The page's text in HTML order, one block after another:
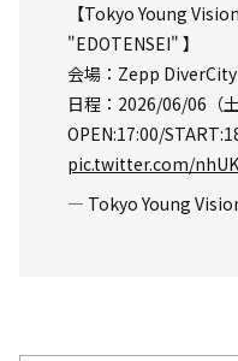
【Tokyo Young
"EDOTENSEI" 】
会場：Zepp DiverCity
日程：2026/06/06（土
OPEN:17:00/
pic.twitter.com/
— Tokyo Young